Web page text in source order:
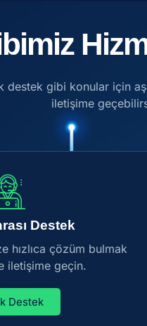
gibi konular için
iletişime
Destek
hızlıca çözüm bulmak
iletişime geçin.
Destek